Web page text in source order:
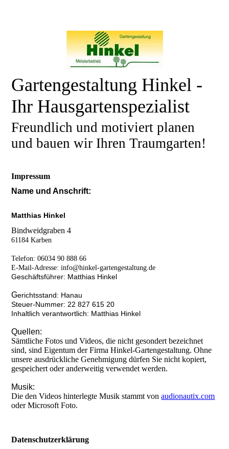
Gartengestaltung Hinkel -
Ihr Hausgartenspezialist
Freundlich und motiviert planen
und bauen wir Ihren Traumgarten!
Impressum
Name und Anschrift:
Matthias Hinkel
Bindweidgraben 4
61184 Karben
Telefon: 06034 90 888 66
E-Mail-Adresse: info@hinkel-gartengestaltung.de
Geschäftsführer: Matthias Hinkel
Gerichtsstand: Hanau
Steuer-Nummer: 22 827 615 20
Inhaltlich verantwortlich: Matthias Hinkel
Quellen:
Sämtliche Fotos und Videos, die nicht gesondert bezeichnet
sind, sind Eigentum der Firma Hinkel-Gartengestaltung. Ohne
unsere ausdrückliche Genehmigung dürfen Sie nicht kopiert,
gespeichert oder anderweitig verwendet werden.
Musik:
Die den Videos hinterlegte Musik stammt vonaudionautix.com
oder Microsoft Foto.
Datenschutzerklärung